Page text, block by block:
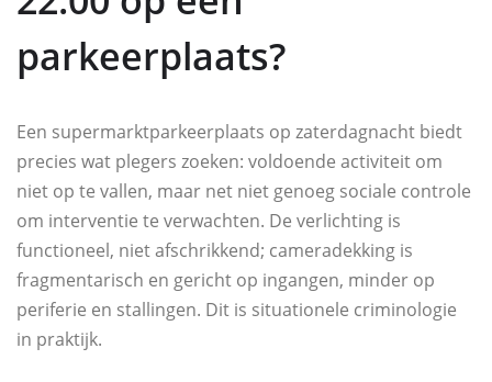
parkeerplaats?
Een supermarktparkeerplaats op zaterdagnacht biedt
precies wat plegers zoeken: voldoende activiteit om
niet op te vallen, maar net niet genoeg sociale controle
om interventie te verwachten. De verlichting is
functioneel, niet afschrikkend; cameradekking is
fragmentarisch en gericht op ingangen, minder op
periferie en stallingen. Dit is situationele criminologie
in praktijk.